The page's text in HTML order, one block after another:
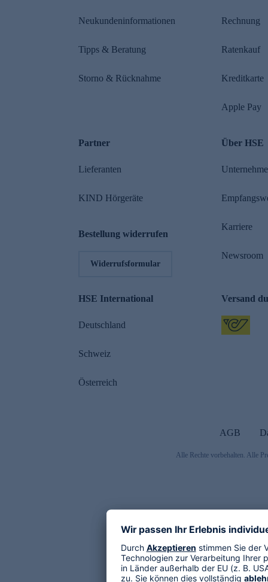
Neukundeninformationen
Tipps & Beratung
Storno & Rücknahme
Rechnung
Ratenkauf
Kreditkarte
Apple Pay
Partner
Lieferanten
KIND Hörgeräte
Bestellung widerrufen
Widerrufsformular
Über HSE
Karriere
Newsroom
HSE International
Deutschland
Schweiz
Österreich
Versand
AGB
Alle Rechte vorbehalten. Alle